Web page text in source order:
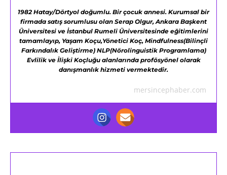
1982 Hatay/Dörtyol doğumlu. Bir çocuk annesi. Kurumsal bir
firmada satış sorumlusu olan Serap Olgur,Ankara Başkent
Üniversitesi ve İstanbul Rumeli Üniversitesinde eğitimlerini
tamamlayıp, Yaşam Koçu,Yönetici Koç, Mindfulness(Bilinçli
Farkındalık Geliştirme) NLP(Nörolinguistik Programlama)
Evlilik ve İlişki Koçluğu alanlarında profösyönel olarak
danışmanlık hizmeti vermektedir.
mersincephaber.com